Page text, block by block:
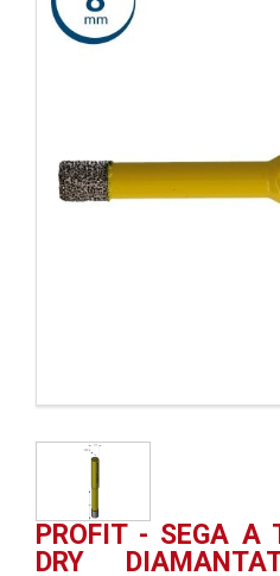
PROFIT - SEGA A
DRY